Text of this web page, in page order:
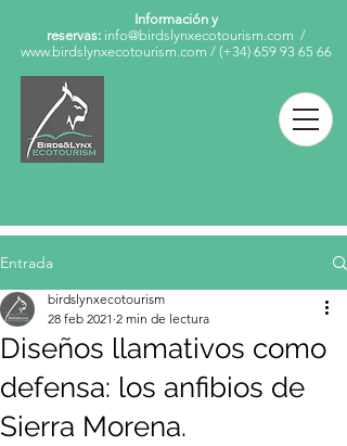
Información y
reservas: info@birdslynxecotourism.com /
www.birdslynxecotourism.com / (+34) 659 93 65 66
Entrada
Diseños llamativos como
defensa: los anfibios de
Sierra Morena.
birdslynxecotourism
28 feb 2021 2 min de lectura